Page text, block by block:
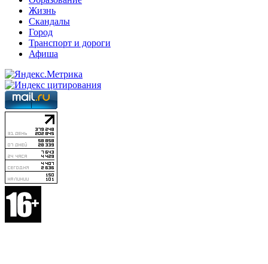
Жизнь
Скандалы
Город
Транспорт и дороги
Афиша